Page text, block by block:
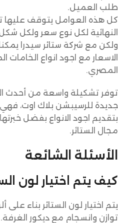
طلب العميل.
كل هذه العوامل يتوقف عليها
النهائية لكل نوع سعر ولكل
ولكن مع شركة ستائر سيدرا
الاسعار مع اجود انواع
المصري.
توفر تشكيلة واسعة من أحدث
جديدة للرسيبشن بلاك اوت، فهي
بتقديم اجود الانواع بفضل
مجال الستائر.
الأسئلة الشائعة
كيف يتم اختيار لون
يتم اختيار لون الستائر بناء على
توازن وانسجام مع ديكور الغرفة.